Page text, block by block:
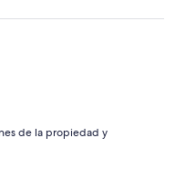
de la propiedad y